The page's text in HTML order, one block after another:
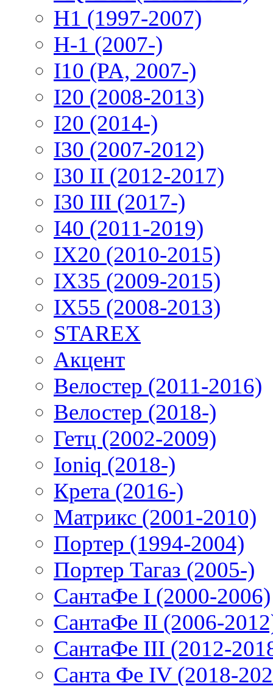
H1 (1997-2007)
H-1 (2007-)
I10 (PA, 2007-)
I20 (2008-2013)
I20 (2014-)
I30 (2007-2012)
I30 II (2012-2017)
I30 III (2017-)
I40 (2011-2019)
IX20 (2010-2015)
IX35 (2009-2015)
IX55 (2008-2013)
STAREX
Акцент
Велостер (2011-2016)
Велостер (2018-)
Гетц (2002-2009)
Ioniq (2018-)
Крета (2016-)
Матрикс (2001-2010)
Портер (1994-2004)
Портер Тагаз (2005-)
СантаФе I (2000-2006)
СантаФе II (2006-
СантаФе III (2012-
Санта Фе IV (2018-